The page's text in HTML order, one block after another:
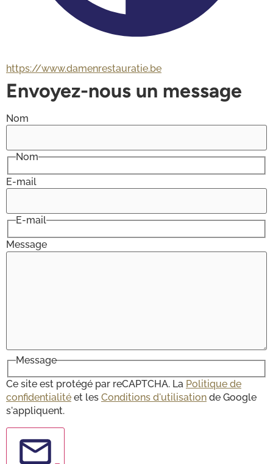
https://www.damenrestauratie.be
Envoyez-nous un message
Nom
Nom
E-mail
E-mail
Message
Message
Ce site est protégé par reCAPTCHA. La Politique de
confidentialité et les Conditions d'utilisation de Google
s'appliquent.